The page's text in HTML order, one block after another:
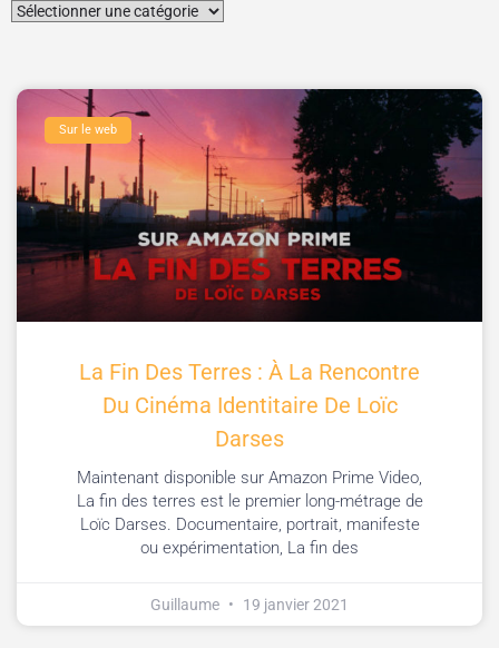
Sur le web
La Fin Des Terres : À La Rencontre
Du Cinéma Identitaire De Loïc
Darses
Maintenant disponible sur Amazon Prime Video,
La fin des terres est le premier long-métrage de
Loïc Darses. Documentaire, portrait, manifeste
ou expérimentation, La fin des
Guillaume 19 janvier 2021